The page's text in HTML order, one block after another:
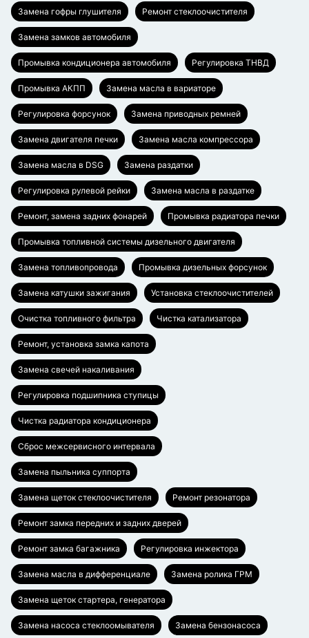
Замена гофры глушителя Ремонт стеклоочистителя
Замена замков автомобиля
Промывка кондиционера автомобиля Регулировка ТНВД
Промывка АКПП Замена масла в вариаторе
Регулировка форсунок Замена приводных ремней
Замена двигателя печки Замена масла компрессора
Замена масла в DSG Замена раздатки
Регулировка рулевой рейки Замена масла в раздатке
Ремонт, замена задних фонарей Промывка радиатора печки
Промывка топливной системы дизельного двигателя
Замена топливопровода Промывка дизельных форсунок
Замена катушки зажигания Установка стеклоочистителей
Очистка топливного фильтра Чистка катализатора
Ремонт, установка замка капота
Замена свечей накаливания
Регулировка подшипника ступицы
Чистка радиатора кондиционера
Сброс межсервисного интервала
Замена пыльника суппорта
Замена щеток стеклоочистителя Ремонт резонатора
Ремонт замка передних и задних дверей
Ремонт замка багажника Регулировка инжектора
Замена масла в дифференциале Замена ролика ГРМ
Замена щеток стартера, генератора
Замена насоса стеклоомывателя Замена бензонасоса